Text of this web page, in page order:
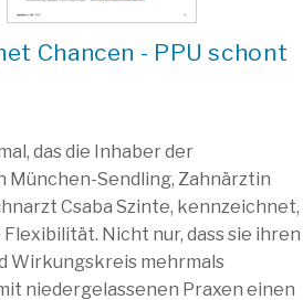
Chancen - PPU schont
das die Inhaber der
München-Sendling, Zahnärztin
Csaba Szinte, kennzeichnet,
Nicht nur, dass sie ihren
Wirkungskreis mehrmals
niedergelassenen Praxen einen